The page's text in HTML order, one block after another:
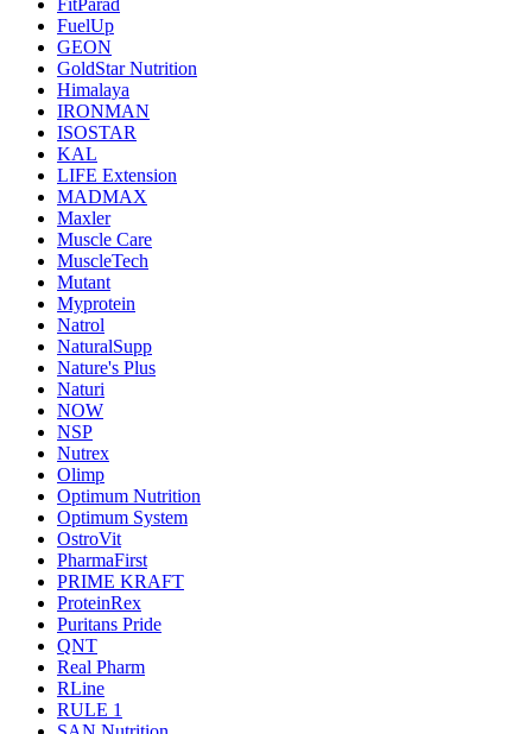
FitParad
FuelUp
GEON
GoldStar Nutrition
Himalaya
IRONMAN
ISOSTAR
KAL
LIFE Extension
MADMAX
Maxler
Muscle Care
MuscleTech
Mutant
Myprotein
Natrol
NaturalSupp
Nature's Plus
Naturi
NOW
NSP
Nutrex
Olimp
Optimum Nutrition
Optimum System
OstroVit
PharmaFirst
PRIME KRAFT
ProteinRex
Puritans Pride
QNT
Real Pharm
RLine
RULE 1